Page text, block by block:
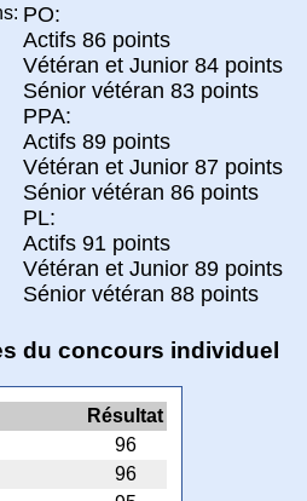
PO:
Actifs 86 points
Vétéran et Junior 84 points
Sénior vétéran 83 points
PPA:
Actifs 89 points
Vétéran et Junior 87 points
Sénior vétéran 86 points
PL:
Actifs 91 points
Vétéran et Junior 89 points
Sénior vétéran 88 points
du concours individuel
Résultat
96
96